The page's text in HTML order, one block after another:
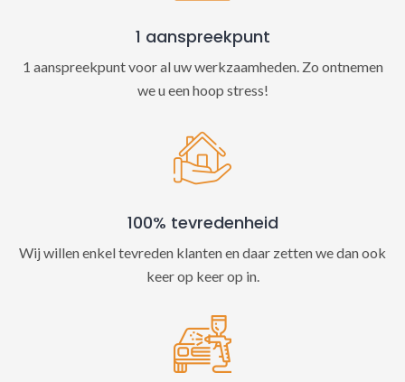
1 aanspreekpunt
1 aanspreekpunt voor al uw werkzaamheden. Zo ontnemen
we u een hoop stress!
100% tevredenheid
Wij willen enkel tevreden klanten en daar zetten we dan ook
keer op keer op in.